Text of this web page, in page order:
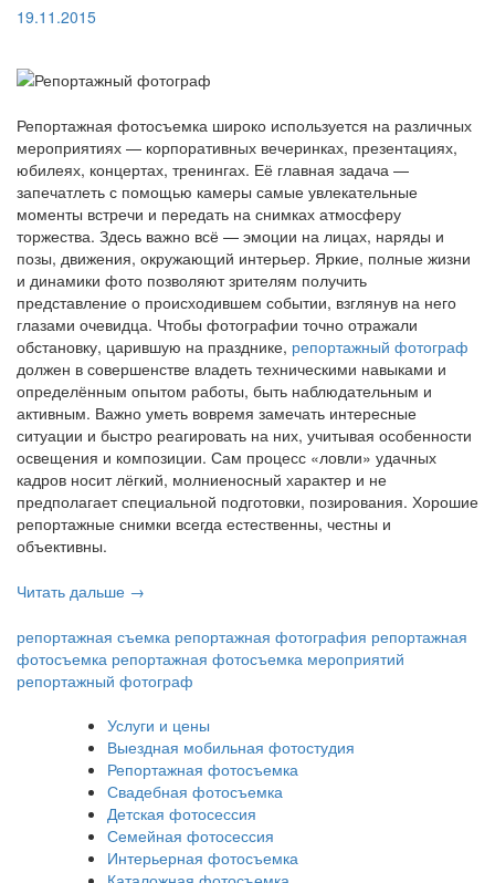
19.11.2015
Репортажная фотосъемка широко используется на различных
мероприятиях — корпоративных вечеринках, презентациях,
юбилеях, концертах, тренингах. Её главная задача —
запечатлеть с помощью камеры самые увлекательные
моменты встречи и передать на снимках атмосферу
торжества. Здесь важно всё — эмоции на лицах, наряды и
позы, движения, окружающий интерьер. Яркие, полные жизни
и динамики фото позволяют зрителям получить
представление о происходившем событии, взглянув на него
глазами очевидца. Чтобы фотографии точно отражали
обстановку, царившую на празднике, репортажный фотограф
должен в совершенстве владеть техническими навыками и
определённым опытом работы, быть наблюдательным и
активным. Важно уметь вовремя замечать интересные
ситуации и быстро реагировать на них, учитывая особенности
освещения и композиции. Сам процесс «ловли» удачных
кадров носит лёгкий, молниеносный характер и не
предполагает специальной подготовки, позирования. Хорошие
репортажные снимки всегда естественны, честны и
объективны.
Читать дальше «Репортажная
вашего
события»
→
репортажная съемка репортажная фотография репортажная
фотосъемка репортажная фотосъемка мероприятий
репортажный фотограф
Услуги и цены
Выездная мобильная фотостудия
Репортажная фотосъемка
Свадебная фотосъемка
Детская фотосессия
Семейная фотосессия
Интерьерная фотосъемка